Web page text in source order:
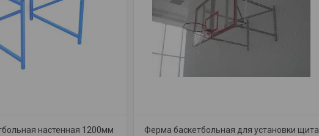
настенная 1200мм
Ферма баскетбольная для установки щита